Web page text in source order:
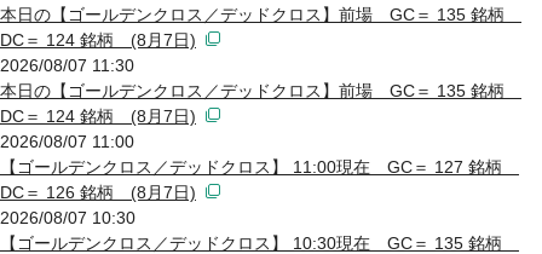
本日の【ゴールデンクロス／デッドクロス】前場 GC＝ 135 銘柄
DC＝ 124 銘柄 (8月7日)
2026/08/07 11:30
本日の【ゴールデンクロス／デッドクロス】前場 GC＝ 135 銘柄
DC＝ 124 銘柄 (8月7日)
2026/08/07 11:00
【ゴールデンクロス／デッドクロス】 11:00現在 GC＝ 127 銘柄
DC＝ 126 銘柄 (8月7日)
2026/08/07 10:30
【ゴールデンクロス／デッドクロス】 10:30現在 GC＝ 135 銘柄